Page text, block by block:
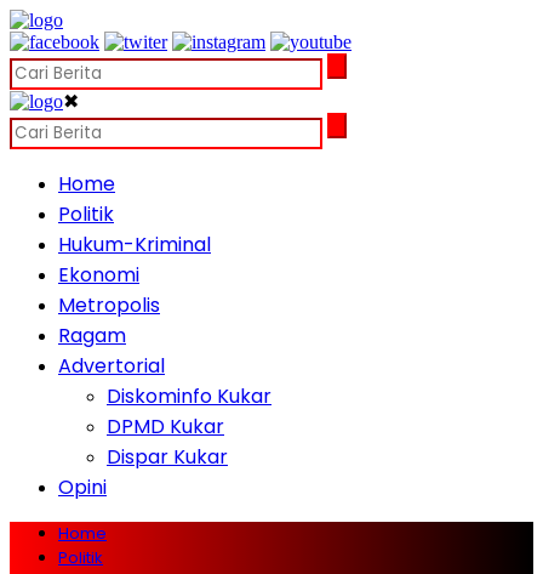
✖
Home
Politik
Hukum-Kriminal
Ekonomi
Metropolis
Ragam
Advertorial
Diskominfo Kukar
DPMD Kukar
Dispar Kukar
Opini
Home
Politik